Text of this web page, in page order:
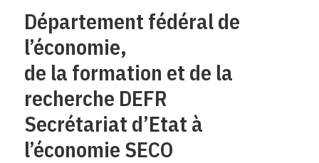
Département fédéral de
l’économie,
de la formation et de la
recherche DEFR
Secrétariat d’Etat à
l’économie SECO